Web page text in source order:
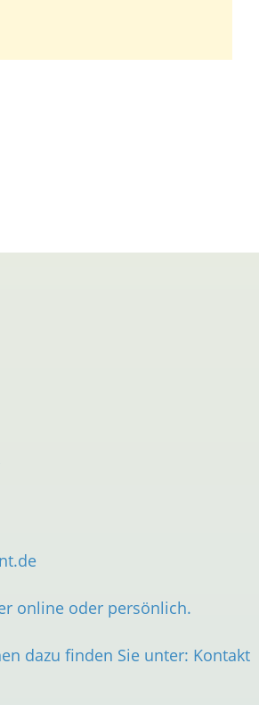
online oder persönlich.
dazu finden Sie unter: Kontakt